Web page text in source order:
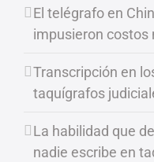
El telégrafo en
impusieron costos
Transcripción en
taquígrafos
La habilidad que
nadie escribe en